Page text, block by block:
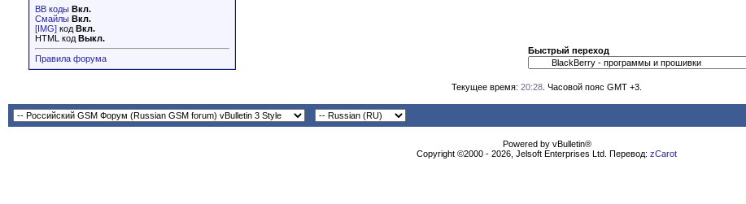
BB коды Вкл.
Смайлы Вкл.
[IMG] код Вкл.
HTML код Выкл.
Правила форума
Быстрый переход
Текущее время: 20:28 . Часовой пояс GMT +3.
Powered by vBulletin®
Copyright ©2000 - 2026, Jelsoft Enterprises Ltd. Перевод: zCarot